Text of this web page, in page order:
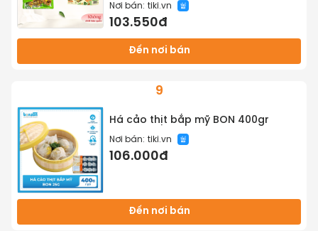
Mailey
Nơi bán: tiki.vn
103.550đ
Đến nơi bán
9
Há cảo thịt bắp mỹ BON 400gr
Nơi bán: tiki.vn
106.000đ
Đến nơi bán